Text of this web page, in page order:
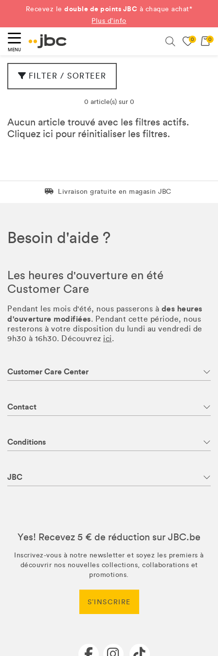
Recevez ledouble de points JBC à chaque achat*
Plus d'info
MENU
0 0
FILTER / SORTEER
0 article(s) sur 0
Aucun article trouvé avec les filtres actifs.
Cliquez ici pour réinitialiser les filtres.
Livraison gratuite en magasin JBC
Livraison gratuite en magasin JBC
Besoin d'aide ?
Les heures d'ouverture en été
Customer Care
Pendant les mois d'été, nous passerons à des heures
d'ouverture modifiées. Pendant cette période, nous
resterons à votre disposition du lundi au vendredi de
9h30 à 16h30. Découvrez ici.
Customer Care Center
Contact
Conditions
JBC
Yes! Recevez 5 € de réduction sur JBC.be
Inscrivez-vous à notre newsletter et soyez les premiers à
découvrir nos nouvelles collections, collaborations et
promotions.
S’INSCRIRE